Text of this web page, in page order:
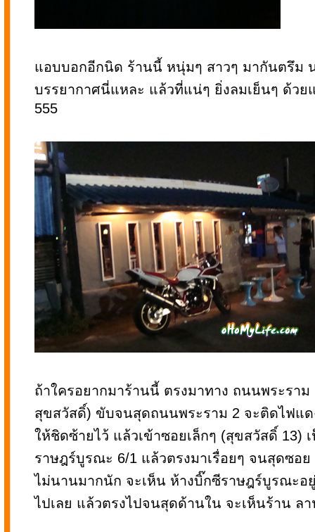
แอบบอกอีกนิด ร้านนี้ หนุ่มๆ สาวๆ มากันตรึม น่
บรรยากาศนี่แหละ แล้วที่แน่ๆ ยิ่งลมเย็นๆ ด้วย
555
ถ้าใครอยากมาร้านนี้ ตรงมาทาง ถนนพระรา
สุขสวัสดิ์) ขับจนสุดถนนพระราม 2 จะติดไฟแด
ให้ชิดซ้ายไว้ แล้วเข้าซอยเล็กๆ (สุขสวัสดิ์ 13)
ราษฎร์บูรณะ 6/1 แล้วตรงมาเรื่อยๆ จนสุดซอ
ไม่นานมากนัก จะเห็น ห้างบิ๊กซีราษฎร์บูรณะอ
ไปเลย แล้วตรงไปจนสุดด้านใน จะเห็นร้าน ล